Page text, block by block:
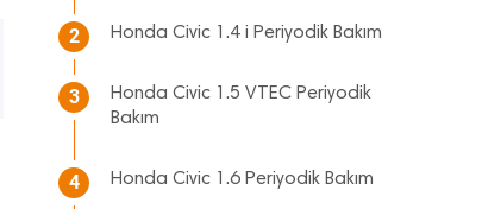
2 Honda Civic 1.4 i Periyodik Bakım
3
Honda Civic 1.5 VTEC Periyodik
Bakım
4 Honda Civic 1.6 Periyodik Bakım